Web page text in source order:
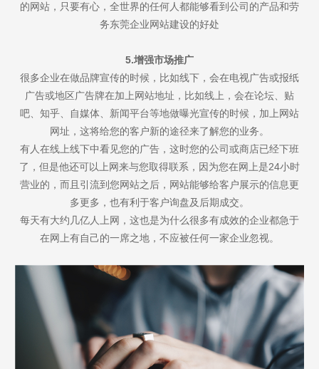
的网站，只要有心，全世界的任何人都能够看到公司的产品和劳
务东莞企业网站建设的好处
5.增强市场推广
很多企业在做品牌宣传的时候，比如线下，会在电视广告或报纸
广告或地区广告牌在加上网站地址，比如线上，会在论坛、贴
吧、知乎、自媒体、新闻平台等地做曝光宣传的时候，加上网站
网址，这将给您的客户新的途径来了解您的业务。
有人在线上线下中看见您的广告，这时您的公司或商店已经下班
了，但是他还可以上网来与您取得联系，因为您在网上是24小时
营业的，而且引流到您网站之后，网站能够给客户展示的信息更
多更多，也有利于客户询盘及后期成交。
每天有大约几亿人上网，这也是为什么很多有成效的企业都急于
在网上有自己的一席之地，不应被任何一家企业忽视。